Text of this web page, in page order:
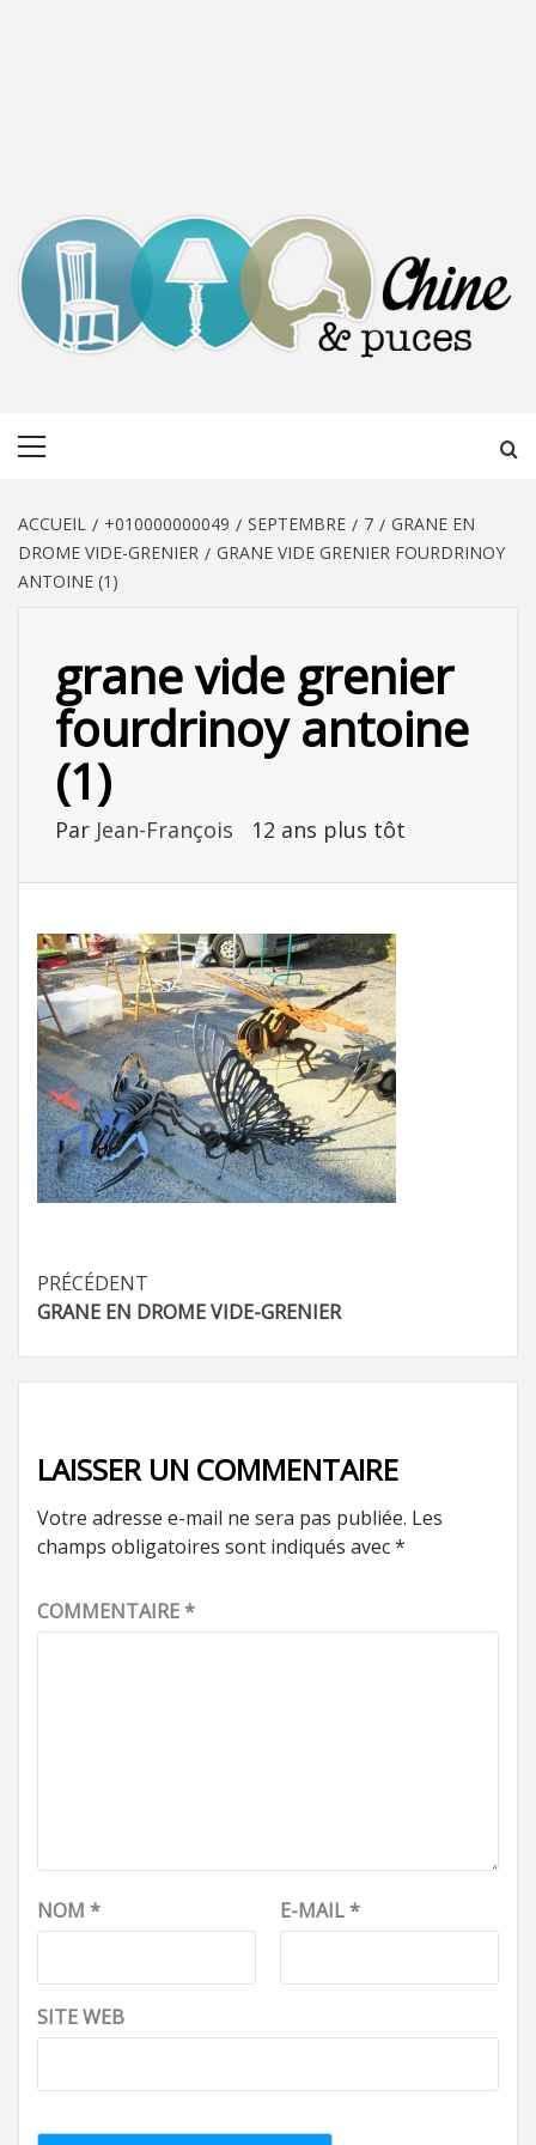
ACCUEIL +010000000049 SEPTEMBRE 7
GRANE EN
DROME VIDE-GRENIER
GRANE VIDE GRENIER FOURDRINOY
ANTOINE (1)
grane vide grenier
fourdrinoy antoine
(1)
Par Jean-François 12 ans plus tôt
Navigation
d’article
PRÉCÉDENT
GRANE EN DROME VIDE-GRENIER
LAISSER UN COMMENTAIRE
Votre adresse e-mail ne sera pas publiée. Les
champs obligatoires sont indiqués avec*
COMMENTAIRE*
NOM * E-MAIL*
SITE WEB